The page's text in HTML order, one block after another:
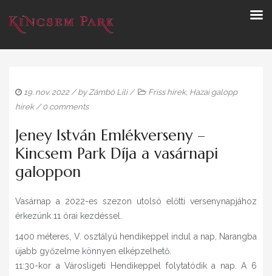
19. nov. 2022/ byZámbó Lili/ Friss hírek, Hazai galopp
hírek/0 comments
Jeney István Emlékverseny –
Kincsem Park Díja a vasárnapi
galoppon
Vasárnap a 2022-es szezon utolsó előtti versenynapjához
érkezünk 11 órai kezdéssel.
1400 méteres, V. osztályú hendikeppel indul a nap, Narangba
újabb győzelme könnyen elképzelhető.
11:30-kor a Városligeti Hendikeppel folytatódik a nap. A 6